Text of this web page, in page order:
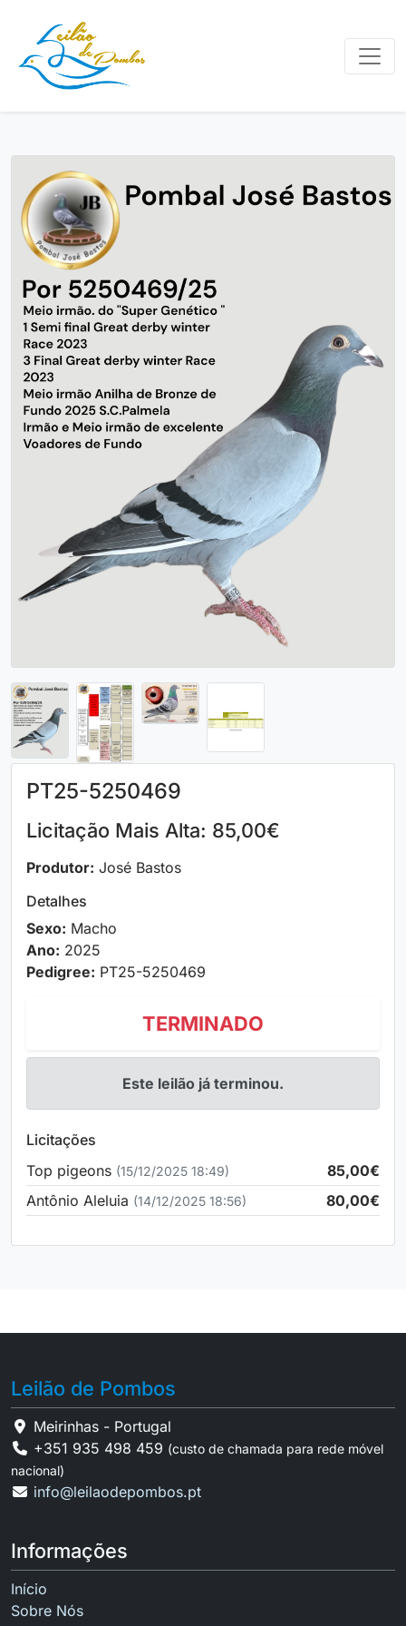
PT25-5250469
Licitação Mais Alta: 85,00€
Produtor: José Bastos
Detalhes
Sexo: Macho
Ano: 2025
Pedigree: PT25-5250469
TERMINADO
Este leilão já terminou.
Licitações
Top pigeons (15/12/2025 18:49)
85,00€
Antônio Aleluia (14/12/2025 18:56) 80,00€
Leilão de Pombos
Meirinhas - Portugal
+351 935 498 459 (custo de chamada para rede móvel
nacional)
info@leilaodepombos.pt
Informações
Início
Sobre Nós